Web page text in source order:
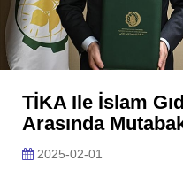
TİKA Ile İslam
Arasında
2025-02-01